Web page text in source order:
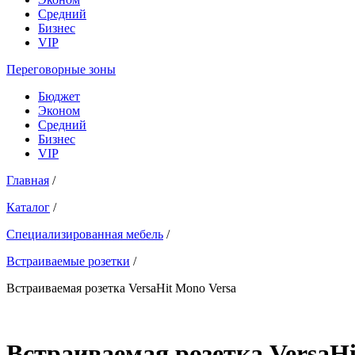
Средний
Бизнес
VIP
Переговорные зоны
Бюджет
Эконом
Средний
Бизнес
VIP
Главная /
Каталог /
Специализированная мебель /
Встраиваемые розетки /
Встраиваемая розетка VersaHit Mono Versa